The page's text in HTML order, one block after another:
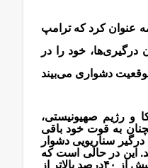
عنوان کرد که ترامپ
خود را در
و رژیم صهیونیستی،
به قوت خود باقی
سناریویی دشوار
این در حالی است که
قیمت نفت و گاز این روزها بیش از ۴۰درصد بالاتر از